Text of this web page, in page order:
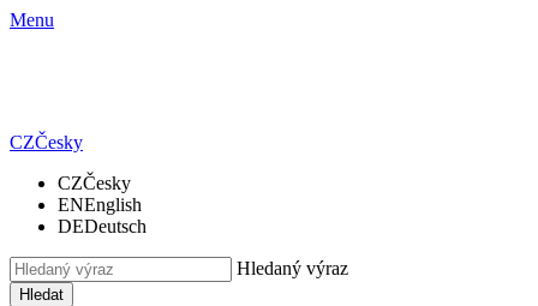
Menu
CZČesky
CZČesky
ENEnglish
DEDeutsch
Hledaný výraz
Hledat